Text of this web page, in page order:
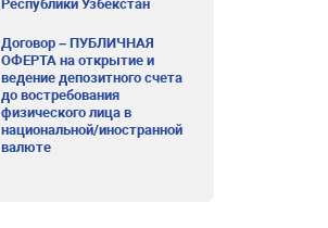
Республики Узбекстан
Договор – ПУБЛИЧНАЯ
ОФЕРТА на открытие и
ведение депозитного счета
до востребования
физического лица в
национальной/иностранной
валюте